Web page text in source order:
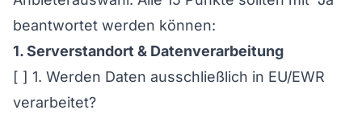
beantwortet werden können:
1. Serverstandort & Datenverarbeitung
[ ] 1. Werden Daten ausschließlich in EU/EWR
verarbeitet?